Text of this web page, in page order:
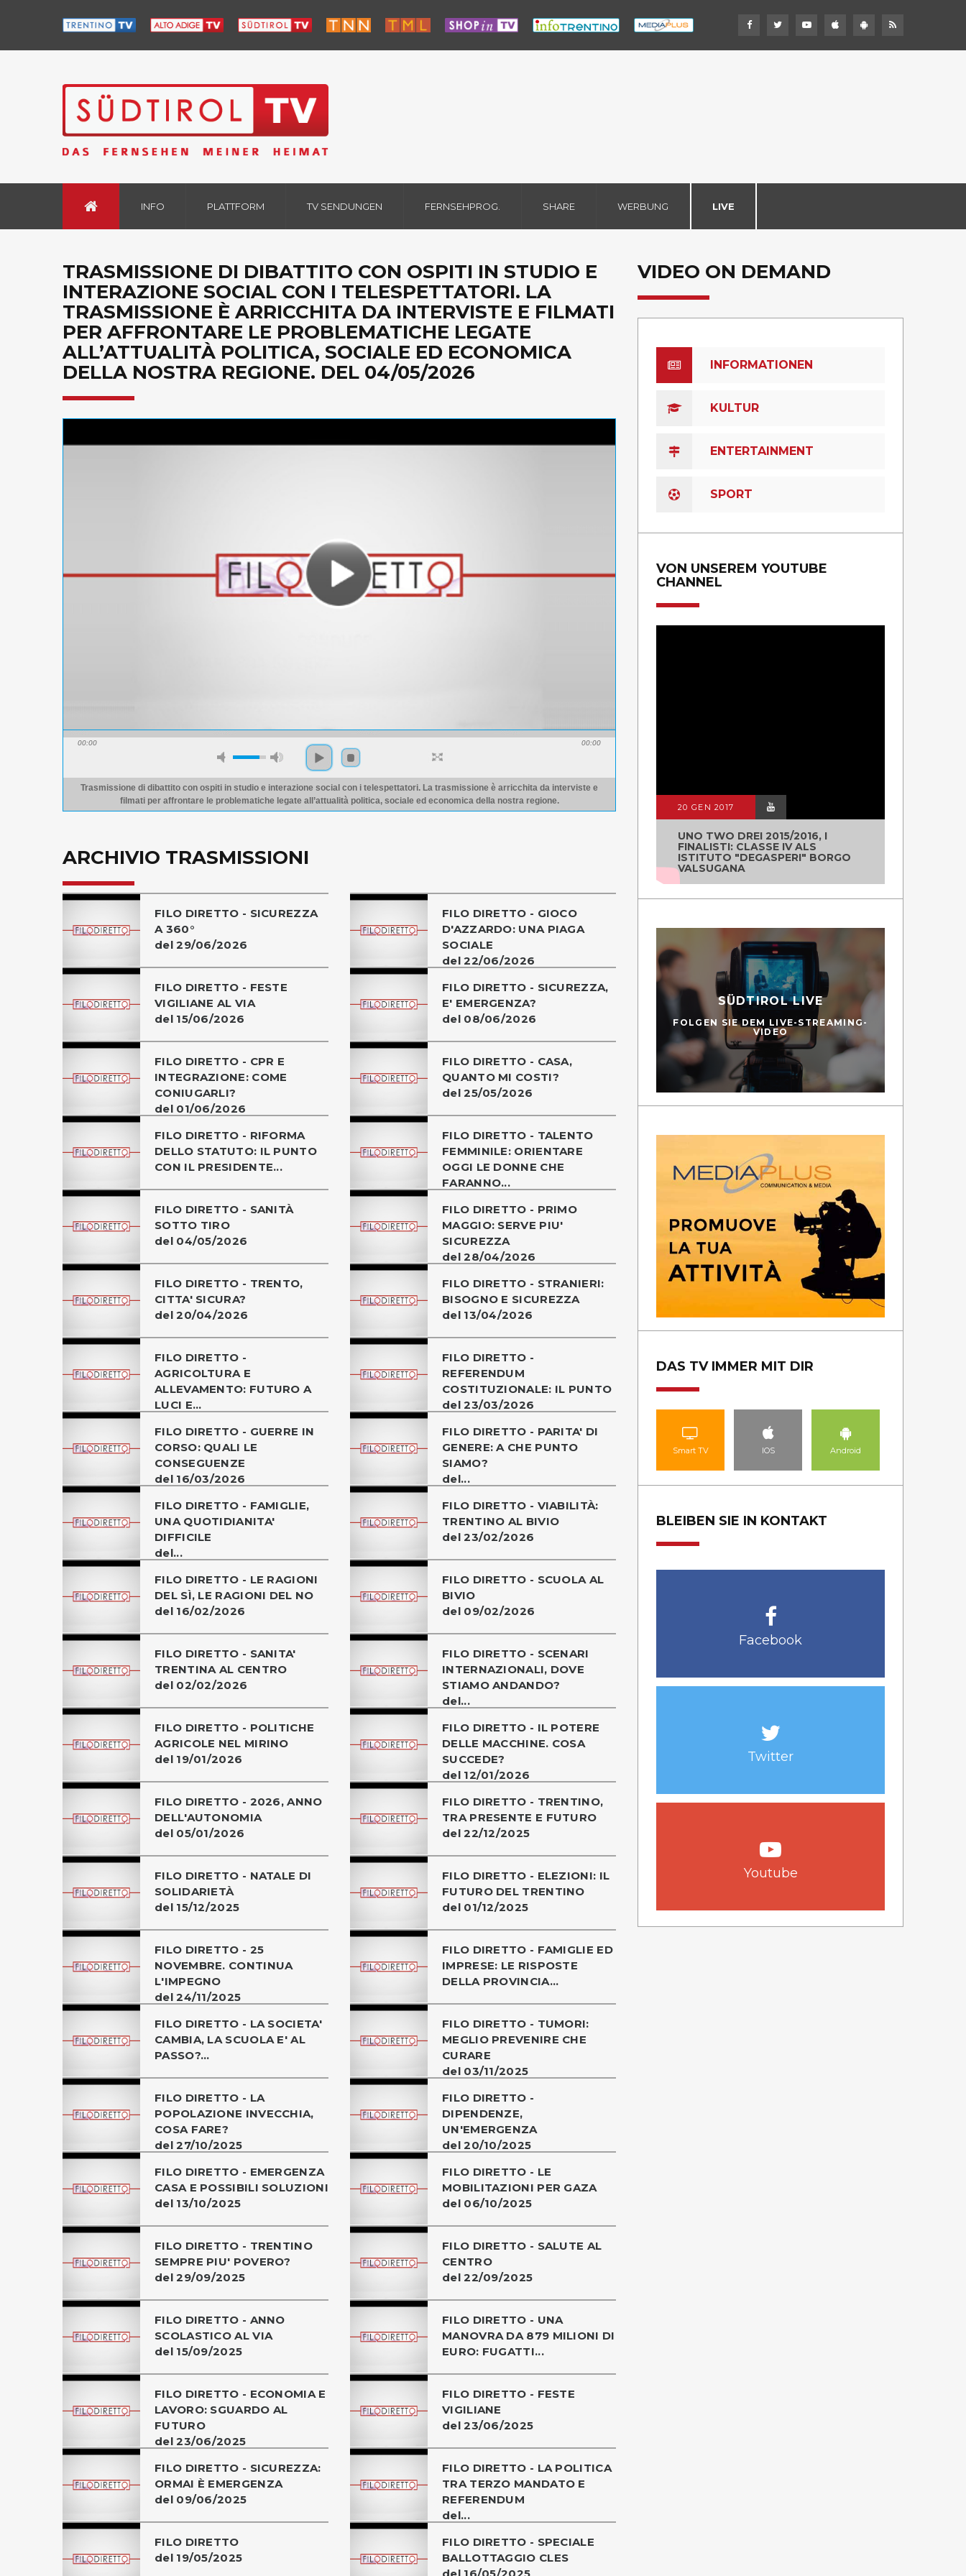
INFO PLATTFORM TV SENDUNGEN FERNSEHPROG. SHARE WERBUNG LIVE
TRASMISSIONE DI DIBATTITO CON OSPITI IN STUDIO E
INTERAZIONE SOCIAL CON I TELESPETTATORI. LA
TRASMISSIONE È ARRICCHITA DA INTERVISTE E FILMATI
PER AFFRONTARE LE PROBLEMATICHE LEGATE
ALL’ATTUALITÀ POLITICA, SOCIALE ED ECONOMICA
DELLA NOSTRA REGIONE. DEL 04/05/2026
00:00 00:00
Trasmissione di dibattito con ospiti in studio e interazione social con i telespettatori. La trasmissione è arricchita da interviste e
filmati per affrontare le problematiche legate all’attualità politica, sociale ed economica della nostra regione.
ARCHIVIO TRASMISSIONI
FILO DIRETTO - SICUREZZA
A 360°
del 29/06/2026
FILO DIRETTO - GIOCO
D'AZZARDO: UNA PIAGA
SOCIALE
del 22/06/2026
FILO DIRETTO - FESTE
VIGILIANE AL VIA
del 15/06/2026
FILO DIRETTO - SICUREZZA,
E' EMERGENZA?
del 08/06/2026
FILO DIRETTO - CPR E
INTEGRAZIONE: COME
CONIUGARLI?
del 01/06/2026
FILO DIRETTO - CASA,
QUANTO MI COSTI?
del 25/05/2026
FILO DIRETTO - RIFORMA
DELLO STATUTO: IL PUNTO
CON IL PRESIDENTE...
FILO DIRETTO - TALENTO
FEMMINILE: ORIENTARE
OGGI LE DONNE CHE
FARANNO...
FILO DIRETTO - SANITÀ
SOTTO TIRO
del 04/05/2026
FILO DIRETTO - PRIMO
MAGGIO: SERVE PIU'
SICUREZZA
del 28/04/2026
FILO DIRETTO - TRENTO,
CITTA' SICURA?
del 20/04/2026
FILO DIRETTO - STRANIERI:
BISOGNO E SICUREZZA
del 13/04/2026
FILO DIRETTO -
AGRICOLTURA E
ALLEVAMENTO: FUTURO A
LUCI E...
FILO DIRETTO -
REFERENDUM
COSTITUZIONALE: IL PUNTO
del 23/03/2026
FILO DIRETTO - GUERRE IN
CORSO: QUALI LE
CONSEGUENZE
del 16/03/2026
FILO DIRETTO - PARITA' DI
GENERE: A CHE PUNTO
SIAMO?
del...
FILO DIRETTO - FAMIGLIE,
UNA QUOTIDIANITA'
DIFFICILE
del...
FILO DIRETTO - VIABILITÀ:
TRENTINO AL BIVIO
del 23/02/2026
FILO DIRETTO - LE RAGIONI
DEL SÌ, LE RAGIONI DEL NO
del 16/02/2026
FILO DIRETTO - SCUOLA AL
BIVIO
del 09/02/2026
FILO DIRETTO - SANITA'
TRENTINA AL CENTRO
del 02/02/2026
FILO DIRETTO - SCENARI
INTERNAZIONALI, DOVE
STIAMO ANDANDO?
del...
FILO DIRETTO - POLITICHE
AGRICOLE NEL MIRINO
del 19/01/2026
FILO DIRETTO - IL POTERE
DELLE MACCHINE. COSA
SUCCEDE?
del 12/01/2026
FILO DIRETTO - 2026, ANNO
DELL'AUTONOMIA
del 05/01/2026
FILO DIRETTO - TRENTINO,
TRA PRESENTE E FUTURO
del 22/12/2025
FILO DIRETTO - NATALE DI
SOLIDARIETÀ
del 15/12/2025
FILO DIRETTO - ELEZIONI: IL
FUTURO DEL TRENTINO
del 01/12/2025
FILO DIRETTO - 25
NOVEMBRE. CONTINUA
L'IMPEGNO
del 24/11/2025
FILO DIRETTO - FAMIGLIE ED
IMPRESE: LE RISPOSTE
DELLA PROVINCIA...
FILO DIRETTO - LA SOCIETA'
CAMBIA, LA SCUOLA E' AL
PASSO?...
FILO DIRETTO - TUMORI:
MEGLIO PREVENIRE CHE
CURARE
del 03/11/2025
FILO DIRETTO - LA
POPOLAZIONE INVECCHIA,
COSA FARE?
del 27/10/2025
FILO DIRETTO -
DIPENDENZE,
UN'EMERGENZA
del 20/10/2025
FILO DIRETTO - EMERGENZA
CASA E POSSIBILI SOLUZIONI
del 13/10/2025
FILO DIRETTO - LE
MOBILITAZIONI PER GAZA
del 06/10/2025
FILO DIRETTO - TRENTINO
SEMPRE PIU' POVERO?
del 29/09/2025
FILO DIRETTO - SALUTE AL
CENTRO
del 22/09/2025
FILO DIRETTO - ANNO
SCOLASTICO AL VIA
del 15/09/2025
FILO DIRETTO - UNA
MANOVRA DA 879 MILIONI DI
EURO: FUGATTI...
FILO DIRETTO - ECONOMIA E
LAVORO: SGUARDO AL
FUTURO
del 23/06/2025
FILO DIRETTO - FESTE
VIGILIANE
del 23/06/2025
FILO DIRETTO - SICUREZZA:
ORMAI È EMERGENZA
del 09/06/2025
FILO DIRETTO - LA POLITICA
TRA TERZO MANDATO E
REFERENDUM
del...
FILO DIRETTO
del 19/05/2025
FILO DIRETTO - SPECIALE
BALLOTTAGGIO CLES
del 16/05/2025
VIDEO ON DEMAND
INFORMATIONEN
KULTUR
ENTERTAINMENT
SPORT
VON UNSEREM YOUTUBE
CHANNEL
20 GEN 2017
UNO TWO DREI 2015/2016, I
FINALISTI: CLASSE IV ALS
ISTITUTO "DEGASPERI" BORGO
VALSUGANA
SÜDTIROL LIVE
FOLGEN SIE DEM LIVE-STREAMING-
VIDEO
DAS TV IMMER MIT DIR
Smart TV IOS Android
BLEIBEN SIE IN KONTAKT
Facebook
Twitter
Youtube